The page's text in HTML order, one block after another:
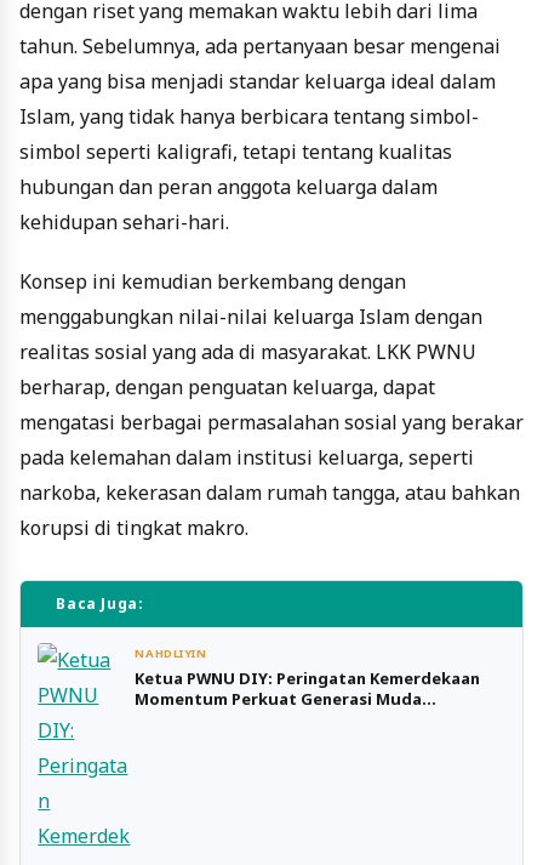
dengan riset yang memakan waktu lebih dari lima
tahun. Sebelumnya, ada pertanyaan besar mengenai
apa yang bisa menjadi standar keluarga ideal dalam
Islam, yang tidak hanya berbicara tentang simbol-
simbol seperti kaligrafi, tetapi tentang kualitas
hubungan dan peran anggota keluarga dalam
kehidupan sehari-hari.
Konsep ini kemudian berkembang dengan
menggabungkan nilai-nilai keluarga Islam dengan
realitas sosial yang ada di masyarakat. LKK PWNU
berharap, dengan penguatan keluarga, dapat
mengatasi berbagai permasalahan sosial yang berakar
pada kelemahan dalam institusi keluarga, seperti
narkoba, kekerasan dalam rumah tangga, atau bahkan
korupsi di tingkat makro.
Baca Juga:
NAHDLIYIN
Ketua PWNU DIY: Peringatan Kemerdekaan
Momentum Perkuat Generasi Muda